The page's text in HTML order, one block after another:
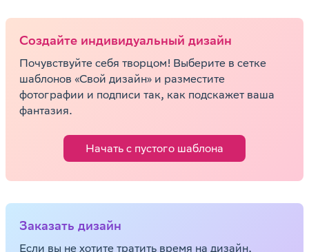
Cоздайте индивидуальный дизайн
Почувствуйте себя творцом! Выберите в сетке
шаблонов «Свой дизайн» и разместите
фотографии и подписи так, как подскажет ваша
фантазия.
Начать с пустого шаблона
Заказать дизайн
Если вы не хотите тратить время на дизайн,